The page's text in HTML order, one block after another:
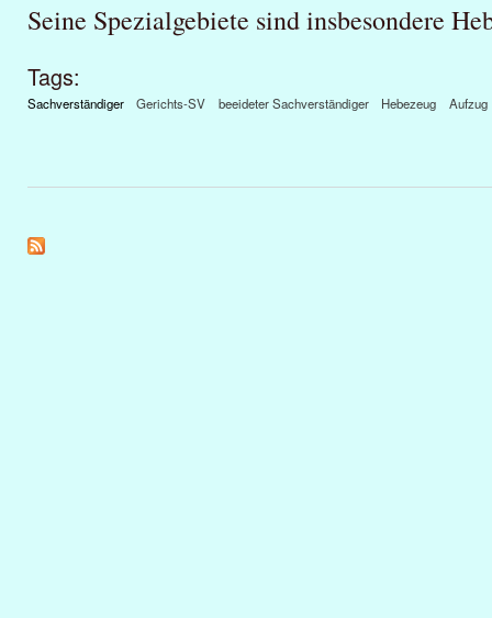
Seine Spezialgebiete sind insbesondere
Tags:
Sachverständiger Gerichts-SV beeideter Sachverständiger Hebezeug Aufzug